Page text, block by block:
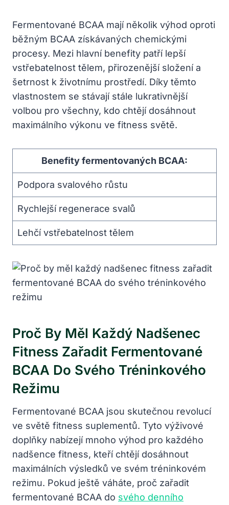
Fermentované BCAA mají několik výhod oproti
běžným BCAA získávaných chemickými
procesy. Mezi hlavní benefity patří lepší
vstřebatelnost tělem, přirozenější složení a
šetrnost k životnímu prostředí. Díky těmto
vlastnostem se stávají stále lukrativnější
volbou pro všechny, kdo chtějí dosáhnout
maximálního výkonu ve fitness světě.
Benefity fermentovaných BCAA:
Podpora svalového růstu
Rychlejší regenerace svalů
Lehčí vstřebatelnost tělem
Proč By Měl Každý Nadšenec
Fitness Zařadit Fermentované
BCAA Do Svého Tréninkového
Režimu
Fermentované BCAA jsou skutečnou revolucí
ve světě fitness suplementů. Tyto výživové
doplňky nabízejí mnoho výhod pro každého
nadšence fitness, kteří chtějí dosáhnout
maximálních výsledků ve svém tréninkovém
režimu. Pokud ještě váháte, proč zařadit
fermentované BCAA do svého denního